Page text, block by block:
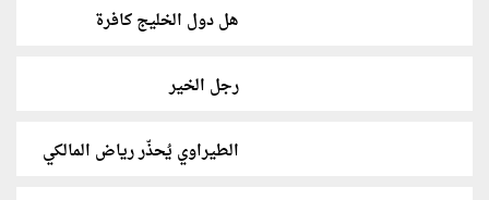
هل دول الخليج كافرة
رجل الخير
الطيراوي يُحذّر رياض المالكي